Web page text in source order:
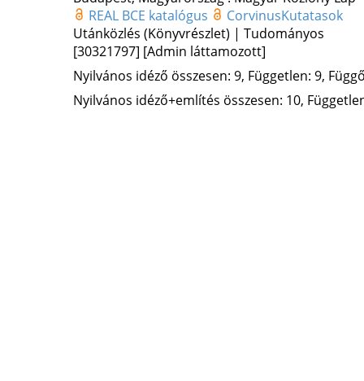
REAL BCE katalógus
CorvinusKutatasok
Utánközlés (Könyvrészlet) | Tudományos
[30321797] [Admin láttamozott]
Nyilvános idéző összesen: 9, Független: 9,
Nyilvános idéző+említés összesen: 10,